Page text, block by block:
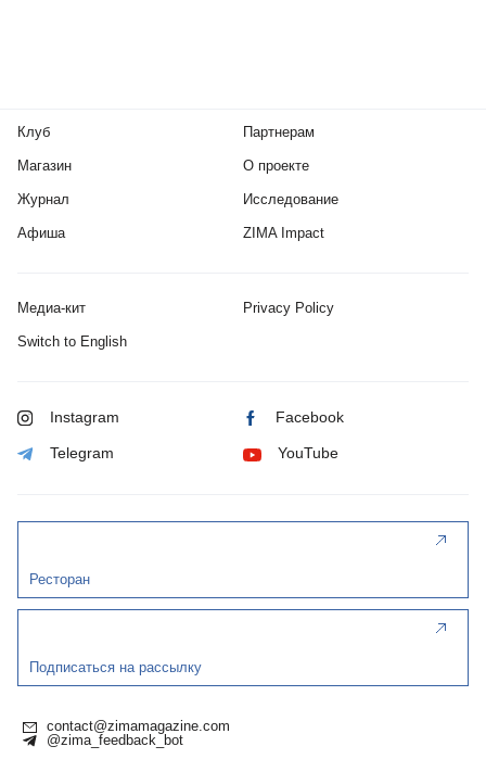
Клуб
Магазин
Журнал
Афиша
Партнерам
О проекте
Исследование
ZIMA Impact
Медиа-кит Privacy Policy
Switch to English
Instagram Facebook
Telegram YouTube
Ресторан
Подписаться на рассылку
contact@zimamagazine.com
@zima_feedback_bot